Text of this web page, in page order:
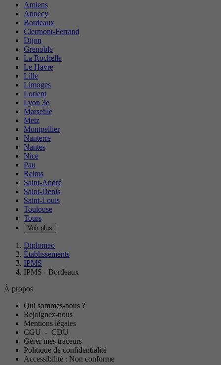
Amiens
Annecy
Bordeaux
Clermont-Ferrand
Dijon
Grenoble
La Rochelle
Le Havre
Lille
Limoges
Lorient
Lyon 3e
Marseille
Metz
Montpellier
Nanterre
Nantes
Nice
Pau
Reims
Saint-André
Saint-Denis
Saint-Louis
Toulouse
Tours
Voir plus
Diplomeo
Établissements
IPMS
IPMS - Bordeaux
À propos
Qui sommes-nous ?
Rejoignez-nous
Mentions légales
CGU - CDU
Gérer mes traceurs
Politique de confidentialité
Accessibilité : Non conforme